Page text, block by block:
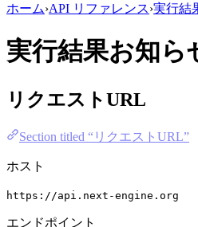
ホーム›API リファレンス›実行結
実行結果お知ら
リクエストURL
Section titled “リクエストURL”
ホスト
https://api.next-engine.org
エンドポイント